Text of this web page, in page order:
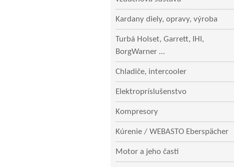
Kardany diely, opravy, výroba
Turbá Holset, Garrett, IHI,
BorgWarner …
Chladiče, intercooler
Elektropríslušenstvo
Kompresory
Kúrenie / WEBASTO Eberspächer
Motor a jeho časti